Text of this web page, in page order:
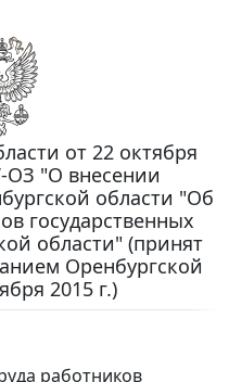
от 22 октября
ОЗ "О внесении
области "Об
государственных
области" (принят
Оренбургской
2015 г.)
работников